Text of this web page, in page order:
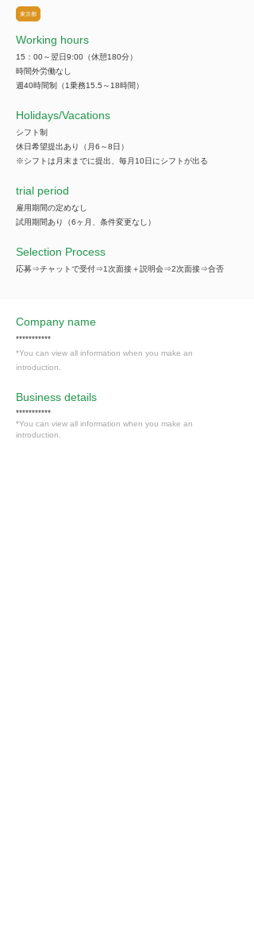
東京都
Working hours
15：00～翌日9:00（休憩180分）
時間外労働なし
週40時間制（1乗務15.5～18時間）
​Holidays/Vacations
シフト制
休日希望提出あり（月6～8日）
※シフトは月末までに提出、毎月10日にシフトが出る
trial period
雇用期間の定めなし
試用期間あり（6ヶ月、条件変更なし）
Selection Process
応募⇒チャットで受付⇒1次面接＋説明会⇒2次面接⇒合否
Company name
***********
*You can view all information when you make an
introduction.
​Business details
***********
*You can view all information when you make an
introduction.